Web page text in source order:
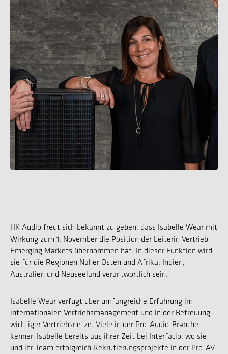
HK Audio freut sich bekannt zu geben, dass Isabelle Wear mit
Wirkung zum 1. November die Position der Leiterin Vertrieb
Emerging Markets übernommen hat. In dieser Funktion wird
sie für die Regionen Naher Osten und Afrika, Indien,
Australien und Neuseeland verantwortlich sein.
Isabelle Wear verfügt über umfangreiche Erfahrung im
internationalen Vertriebsmanagement und in der Betreuung
wichtiger Vertriebsnetze. Viele in der Pro-Audio-Branche
kennen Isabelle bereits aus ihrer Zeit bei Interfacio, wo sie
und ihr Team erfolgreich Rekrutierungsprojekte in der Pro-AV-